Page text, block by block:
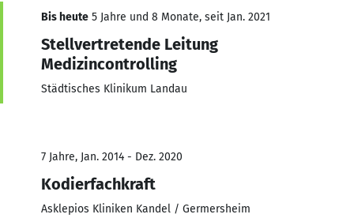
Bis heute 5 Jahre und 8 Monate, seit Jan. 2021
Stellvertretende Leitung
Medizincontrolling
Städtisches Klinikum Landau
7 Jahre, Jan. 2014 - Dez. 2020
Kodierfachkraft
Asklepios Kliniken Kandel / Germersheim